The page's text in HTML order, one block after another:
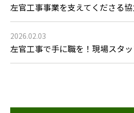
左官工事事業を支えてくださる
2026.02.03
左官工事で手に職を！現場スタ